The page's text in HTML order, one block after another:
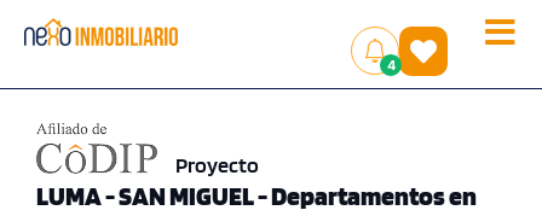
Toggle
4
()
Proyecto
LUMA - SAN MIGUEL - Departamentos en